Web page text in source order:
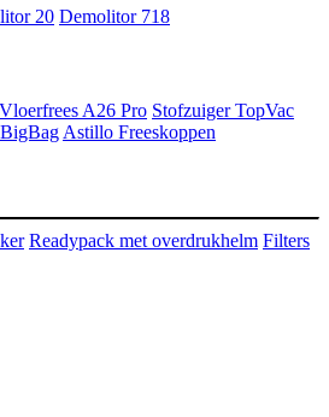
20 Demolitor 718
Vloerfrees A26 Pro Stofzuiger TopVac
Astillo Freeskoppen
Readypack met overdrukhelm Filters